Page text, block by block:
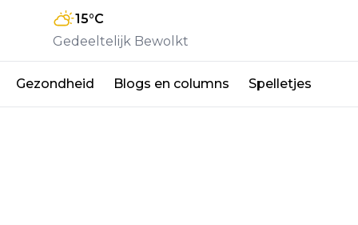
15°C
Gedeeltelijk Bewolkt
Gezondheid Blogs en columns Spelletjes